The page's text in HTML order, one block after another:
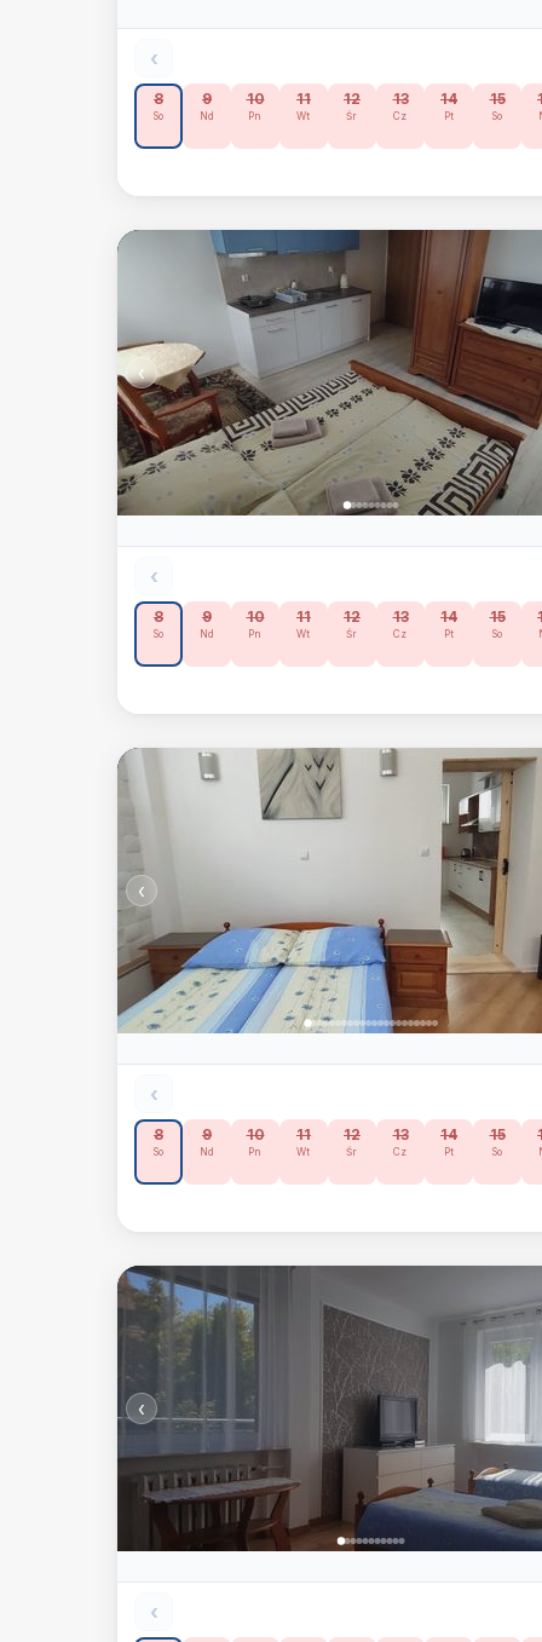
‹
8
So
9
Nd
10
Pn
11
Wt
12
Śr
13
Cz
14
Pt
15
So
‹
‹
8
So
9
Nd
10
Pn
11
Wt
12
Śr
13
Cz
14
Pt
15
So
‹
‹
8
So
9
Nd
10
Pn
11
Wt
12
Śr
13
Cz
14
Pt
15
So
‹
‹